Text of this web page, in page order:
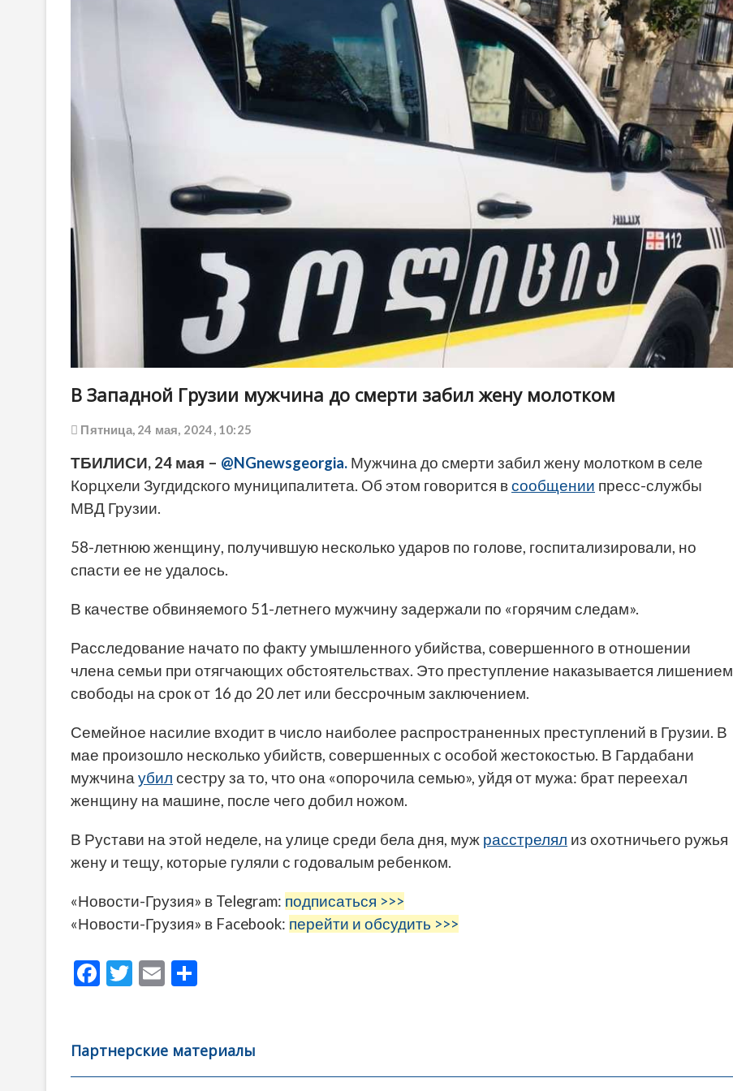
В Западной Грузии мужчина до смерти забил жену молотком
Пятница, 24 мая, 2024, 10:25
ТБИЛИСИ, 24 мая – @NGnewsgeorgia. Мужчина до смерти забил жену молотком в селе
Корцхели Зугдидского муниципалитета. Об этом говорится всообщении пресс-службы
МВД Грузии.
58-летнюю женщину, получившую несколько ударов по голове, госпитализировали, но
спасти ее не удалось.
В качестве обвиняемого 51-летнего мужчину задержали по «горячим следам».
Расследование начато по факту умышленного убийства, совершенного в отношении
члена семьи при отягчающих обстоятельствах. Это преступление наказывается лишением
свободы на срок от 16 до 20 лет или бессрочным заключением.
Семейное насилие входит в число наиболее распространенных преступлений в Грузии. В
мае произошло несколько убийств, совершенных с особой жестокостью. В Гардабани
мужчина убил сестру за то, что она «опорочила семью», уйдя от мужа: брат переехал
женщину на машине, после чего добил ножом.
В Рустави на этой неделе, на улице среди бела дня, муж расстрелял из охотничьего ружья
жену и тещу, которые гуляли с годовалым ребенком.
«Новости-Грузия» в Telegram: подписаться >>>
«Новости-Грузия» в Facebook: перейти и обсудить >>>
F
b
o
T
er
E
l
а
в
Партнерские материалы